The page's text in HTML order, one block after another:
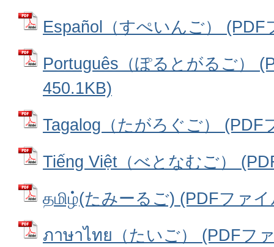
Español（すぺいんご） (PDF
Português（ぽるとがるご）
450.1KB)
Tagalog（たがろぐご） (PDF
Tiếng Việt（べとなむご）
தமிழ்(たみーるご) (PDFファ
ภาษาไทย（たいご） (PDFフ